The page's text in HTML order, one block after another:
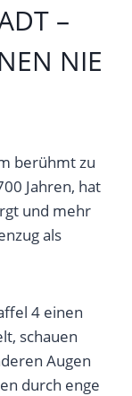
–
NIE
berühmt zu
Jahren, hat
und mehr
als
4 einen
schauen
Augen
durch enge